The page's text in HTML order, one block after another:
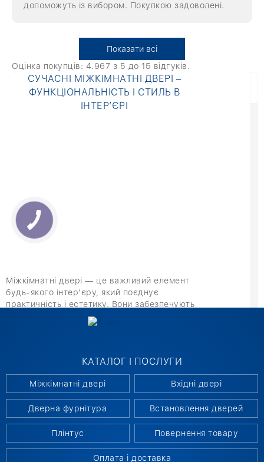
допоможуть із вибором. Покупкою задоволені.
Показати всі
Оцінка покупців: 4.967 з 5 до 15 відгуків.
СУЧАСНІ МІЖКІМНАТНІ ДВЕРІ –
ФУНКЦІОНАЛЬНІСТЬ І СТИЛЬ В
ІНТЕР’ЄРІ
Міжкімнатні двері — це важливий елемент
будь-якого інтер’єру, який поєднує
практичність і естетику. Вони забезпечують
комфорт, зонують простір і підкреслюють
індивідуальний стиль приміщення. Сучасні
дозволяє підібрати ідеальний варіант для
будь-якого будинку чи офісу. Правильно
обрана конструкція допомагає створити
затишок, зберегти тепло й зробити оселю
максимально комфортною.
МІЖКІМНАТНІ ДВЕРІ: РІЗНОВИДИ
КАТАЛОГ І ПОСЛУГИ
Міжкімнатні двері Вхідні двері
Дверна фурнітура Встановлення дверей
Плінтус Повернення товару
Оплата і доставка